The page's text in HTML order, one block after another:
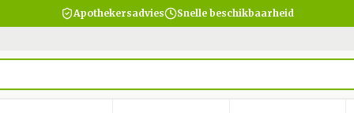
Apothekersadvies Snelle beschikbaarheid